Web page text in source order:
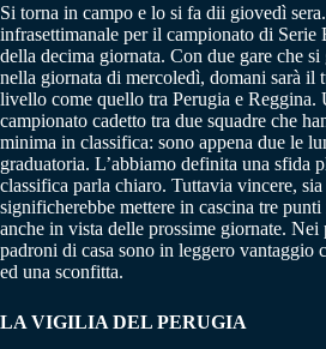
Si torna in campo e lo si fa dii giovedì
infrasettimanale per il campionato di
della decima giornata. Con due gare che
nella giornata di mercoledì, domani sarà il
livello come quello tra Perugia e Reggina.
campionato cadetto tra due squadre che
minima in classifica: sono appena due le
graduatoria. L’abbiamo definita una sfida
classifica parla chiaro. Tuttavia vincere, sia
significherebbe mettere in cascina tre
anche in vista delle prossime giornate. Nei
padroni di casa sono in leggero vantaggio
ed una sconfitta.
LA VIGILIA DEL PERUGIA